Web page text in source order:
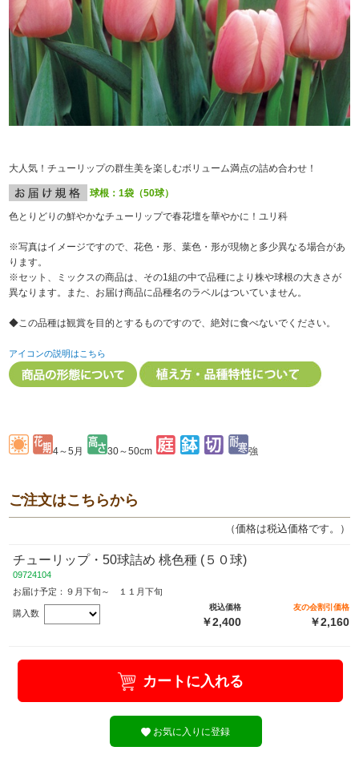
大人気！チューリップの群生美を楽しむボリューム満点の詰め合わせ！
球根：1袋（50球）
色とりどりの鮮やかなチューリップで春花壇を華やかに！ユリ科
※写真はイメージですので、花色・形、葉色・形が現物と多少異なる場合があ
ります。
※セット、ミックスの商品は、その1組の中で品種により株や球根の大きさが
異なります。また、お届け商品に品種名のラベルはついていません。
◆この品種は観賞を目的とするものですので、絶対に食べないでください。
アイコンの説明はこちら
4～5月 30～50cm 強
ご注文はこちらから
（価格は税込価格です。）
チューリップ・50球詰め 桃色種 (５０球)
09724104
お届け予定：９月下旬～ １１月下旬
購入数
税込価格
￥2,400
友の会割引価格
￥2,160
カートに入れる
お気に入りに登録